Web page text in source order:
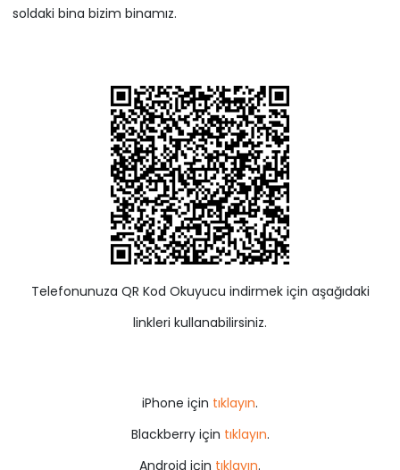
soldaki bina bizim binamız.
Telefonunuza QR Kod Okuyucu indirmek için aşağıdaki
linkleri kullanabilirsiniz.
iPhone için tıklayın.
Blackberry için tıklayın.
Android için tıklayın.